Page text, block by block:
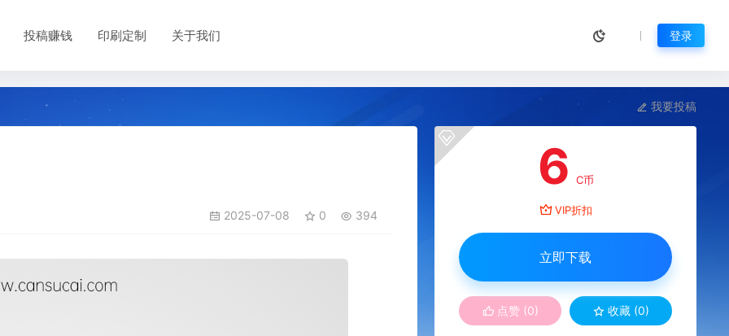
投稿赚钱 印刷定制 关于我们 登录
我要投稿
2025-07-08 0 394
6 C币
VIP折扣
立即下载
点赞 (0) 收藏 (0)